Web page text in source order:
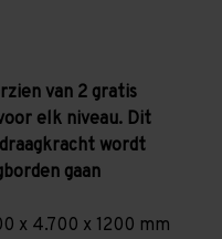
van 2 gratis
elk niveau. Dit
wordt
gaan
x 4.700 x 1200 mm